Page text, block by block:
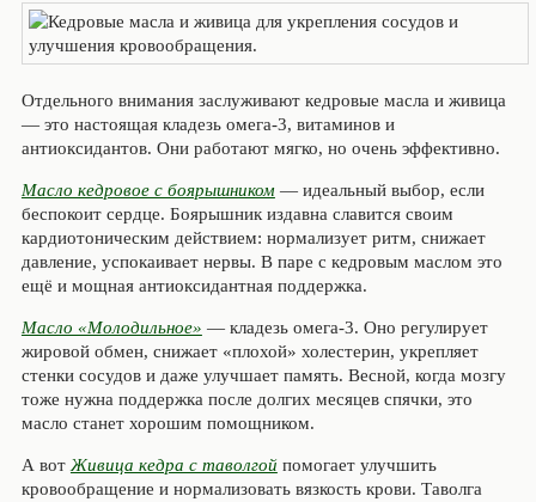
Отдельного внимания заслуживают кедровые масла и живица
— это настоящая кладезь омега‑3, витаминов и
антиоксидантов. Они работают мягко, но очень эффективно.
Масло кедровое с боярышником— идеальный выбор, если
беспокоит сердце. Боярышник издавна славится своим
кардиотоническим действием: нормализует ритм, снижает
давление, успокаивает нервы. В паре с кедровым маслом это
ещё и мощная антиоксидантная поддержка.
Масло «Молодильное» — кладезь омега‑3. Оно регулирует
жировой обмен, снижает «плохой» холестерин, укрепляет
стенки сосудов и даже улучшает память. Весной, когда мозгу
тоже нужна поддержка после долгих месяцев спячки, это
масло станет хорошим помощником.
А вот Живица кедра с таволгойпомогает улучшить
кровообращение и нормализовать вязкость крови. Таволга